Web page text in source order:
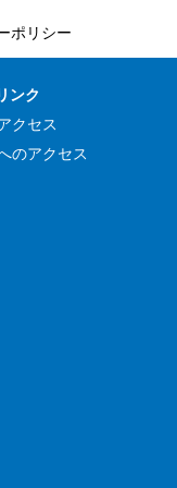
ポリシー
ンク
クセス
のアクセス